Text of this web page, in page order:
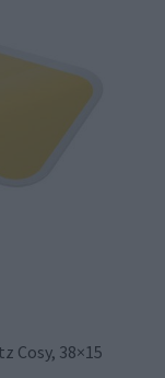
Cosy, 38×15